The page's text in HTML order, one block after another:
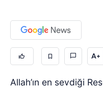
A+
Allah’ın en sevdiği